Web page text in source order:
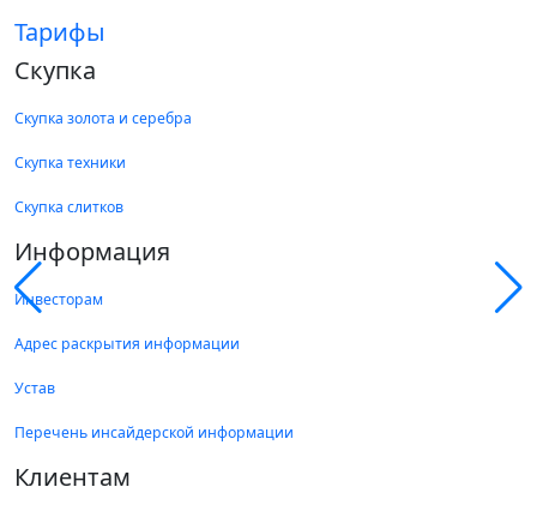
Тарифы
Скупка
Скупка золота и серебра
Скупка техники
Скупка слитков
Информация
Инвесторам
Адрес раскрытия информации
Устав
Перечень инсайдерской информации
Клиентам